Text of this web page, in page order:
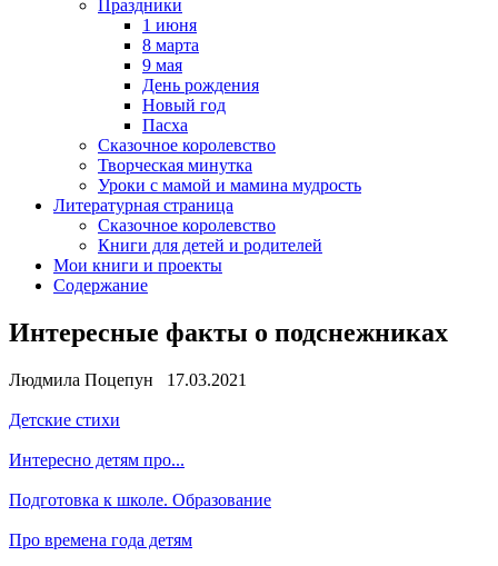
Праздники
1 июня
8 марта
9 мая
День рождения
Новый год
Пасха
Сказочное королевство
Творческая минутка
Уроки с мамой и мамина мудрость
Литературная страница
Сказочное королевство
Книги для детей и родителей
Мои книги и проекты
Содержание
Интересные факты о подснежниках
Людмила Поцепун 17.03.2021
Детские стихи
Интересно детям про...
Подготовка к школе. Образование
Про времена года детям